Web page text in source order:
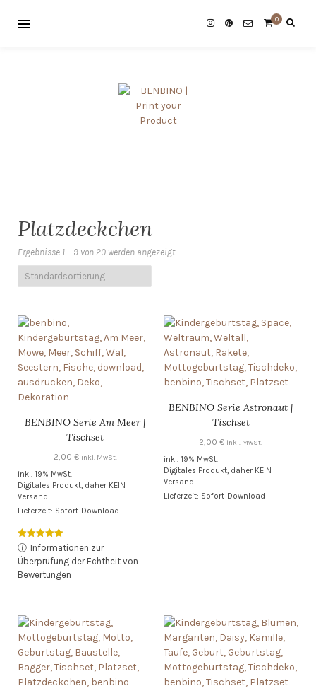
0
Platzdeckchen
Ergebnisse 1 – 9 von 20 werden angezeigt
BENBINO Serie Am Meer |
Tischset
2,00 € inkl. MwSt.
inkl. 19% MwSt.
Digitales Produkt, daher KEIN
Versand
Lieferzeit: Sofort-Download
Bewertet mit
5.00
von 5
ⓘ Informationen zur
Überprüfung der Echtheit von
Bewertungen
BENBINO Serie Astronaut |
Tischset
2,00€ inkl. MwSt.
inkl. 19% MwSt.
Digitales Produkt, daher KEIN
Versand
Lieferzeit: Sofort-Download